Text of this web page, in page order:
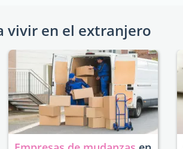
vivir en el extranjero